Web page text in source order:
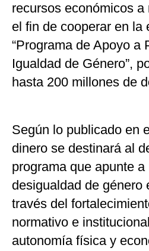
recursos económicos
el fin de cooperar en la
“Programa de Apoyo a
Igualdad de Género”,
hasta 200 millones de
Según lo publicado en
dinero se destinará al
programa que apunte a
desigualdad de género
través del
normativo e
autonomía física y